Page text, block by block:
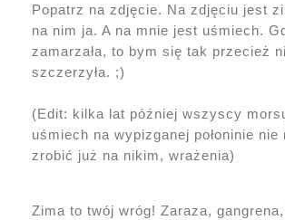
Popatrz na zdjęcie. Na zdjęciu jest
na nim ja. A na mnie jest uśmiech.
zamarzała, to bym się tak przecież
szczerzyła. ;)
(Edit: kilka lat później wszyscy
uśmiech na wypizganej połoninie nie
zrobić już na nikim, wrażenia)
Zima to twój wróg! Zaraza,